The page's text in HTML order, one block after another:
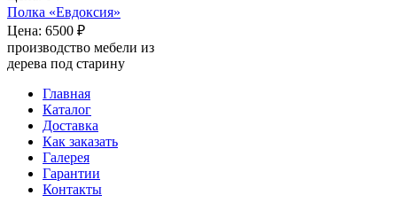
Полка «Евдоксия»
Цена: 6500 ₽
производство мебели из
дерева под старину
Главная
Каталог
Доставка
Как заказать
Галерея
Гарантии
Контакты